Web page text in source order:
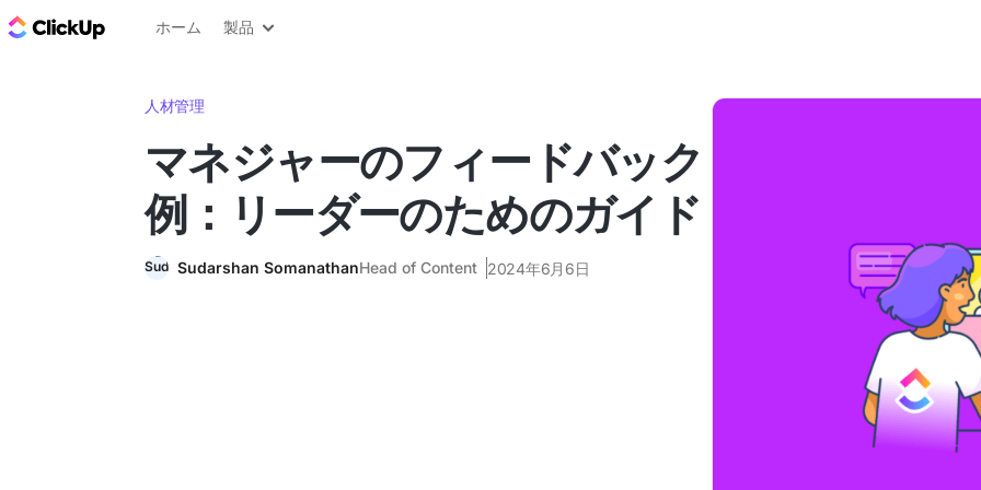
ClickUp ブログ
ホーム 製品
人材管理
マネジャーのフィードバック
例：リーダーのためのガイド
Sudarshan SomanathanHead of Content 2024年6月6日